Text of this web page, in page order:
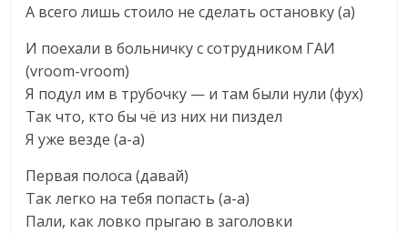
А всего лишь стоило не сделать остановку (а)
И поехали в больничку с сотрудником ГАИ
(vroom-vroom)
Я подул им в трубочку — и там были нули (фух)
Так что, кто бы чё из них ни пиздел
Я уже везде (а-а)
Первая полоса (давай)
Так легко на тебя попасть (а-а)
Пали, как ловко прыгаю в заголовки